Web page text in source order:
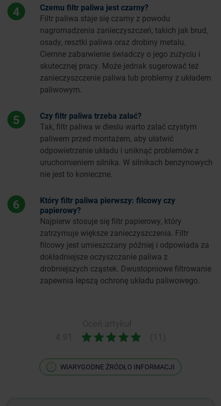
4
Czemu filtr paliwa jest czarny?
Filtr paliwa staje się czarny z powodu
nagromadzenia zanieczyszczeń, takich jak brud,
osady, resztki paliwa oraz drobiny metalu.
Ciemne zabarwienie świadczy o jego zużyciu i
skutecznej pracy. Może jednak sugerować też
zanieczyszczenie paliwa lub problemy z układem
paliwowym.
5
Czy filtr paliwa trzeba zalać?
Tak, filtr paliwa w dieslu warto zalać czystym
paliwem przed montażem, aby ułatwić
odpowietrzenie układu i uniknąć problemów z
uruchomieniem silnika. W silnikach benzynowych
nie jest to konieczne.
6
Który filtr paliwa pierwszy: filcowy czy
papierowy?
Najpierw stosuje się filtr papierowy, który
zatrzymuje większe zanieczyszczenia. Filtr
filcowy jest umieszczany później i odpowiada za
dokładniejsze oczyszczanie paliwa z
drobniejszych cząstek. Dwustopniowe filtrowanie
zapewnia lepszą ochronę układu paliwowego.
WIARYGODNE ŹRÓDŁO INFORMACJI